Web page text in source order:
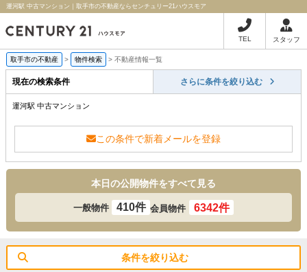
運河駅 中古マンション｜取手市の不動産ならセンチュリー21ハウスモア
TEL スタッフ
取手市の不動産 > 物件検索 > 不動産情報一覧
現在の検索条件 さらに条件を絞り込む
運河駅 中古マンション
この条件で新着メールを登録
本日の公開物件をすべて見る
一般物件 410件 会員物件 6342件
条件を絞り込む